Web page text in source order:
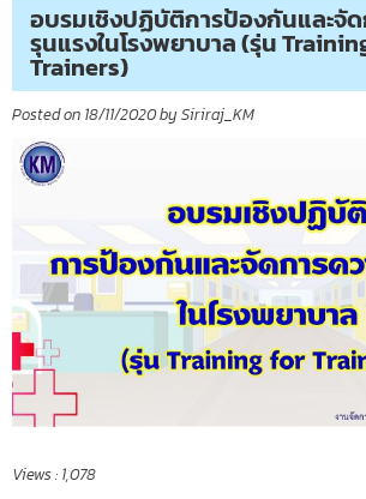
อบรมเชิงปฏิบัติการป้องกันและจั
รุนแรงในโรงพยาบาล (รุ่น
Trainers)
Posted on 18/11/2020by Siriraj_KM
Views : 1,078